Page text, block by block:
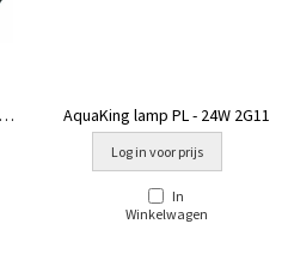
AquaKing lamp PL - 24W 2G11
Log in voor prijs
In
Winkelwagen